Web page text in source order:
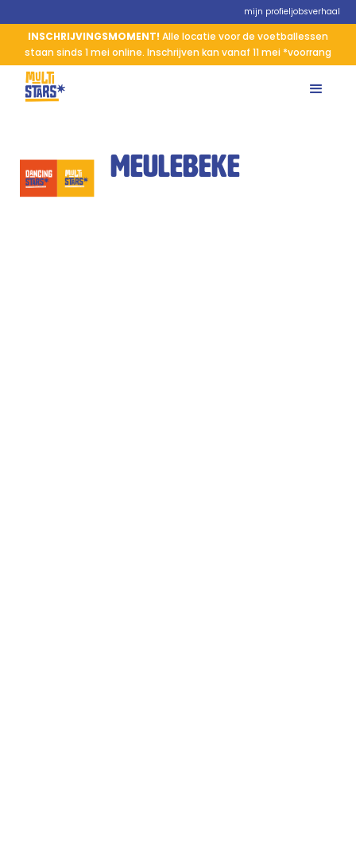
mijn profieljobsverhaal
INSCHRIJVINGSMOMENT! Alle locatie voor de voetballessen
staan sinds 1 mei online. Inschrijven kan vanaf 11 mei *voorrang
Meulebeke